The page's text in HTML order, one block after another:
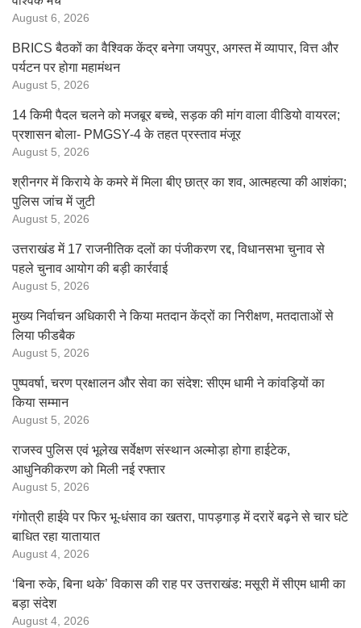
August 6, 2026
BRICS बैठकों का वैश्विक केंद्र बनेगा जयपुर, अगस्त में व्यापार, वित्त और
पर्यटन पर होगा महामंथन
August 5, 2026
14 किमी पैदल चलने को मजबूर बच्चे, सड़क की मांग वाला वीडियो वायरल;
प्रशासन बोला- PMGSY-4 के तहत प्रस्ताव मंजूर
August 5, 2026
श्रीनगर में किराये के कमरे में मिला बीए छात्र का शव, आत्महत्या की आशंका;
पुलिस जांच में जुटी
August 5, 2026
उत्तराखंड में 17 राजनीतिक दलों का पंजीकरण रद्द, विधानसभा चुनाव से
पहले चुनाव आयोग की बड़ी कार्रवाई
August 5, 2026
मुख्य निर्वाचन अधिकारी ने किया मतदान केंद्रों का निरीक्षण, मतदाताओं से
लिया फीडबैक
August 5, 2026
पुष्पवर्षा, चरण प्रक्षालन और सेवा का संदेश: सीएम धामी ने कांवड़ियों का
किया सम्मान
August 5, 2026
राजस्व पुलिस एवं भूलेख सर्वेक्षण संस्थान अल्मोड़ा होगा हाईटेक,
आधुनिकीकरण को मिली नई रफ्तार
August 5, 2026
गंगोत्री हाईवे पर फिर भू-धंसाव का खतरा, पापड़गाड़ में दरारें बढ़ने से चार घंटे
बाधित रहा यातायात
August 4, 2026
‘बिना रुके, बिना थके’ विकास की राह पर उत्तराखंड: मसूरी में सीएम धामी का
बड़ा संदेश
August 4, 2026